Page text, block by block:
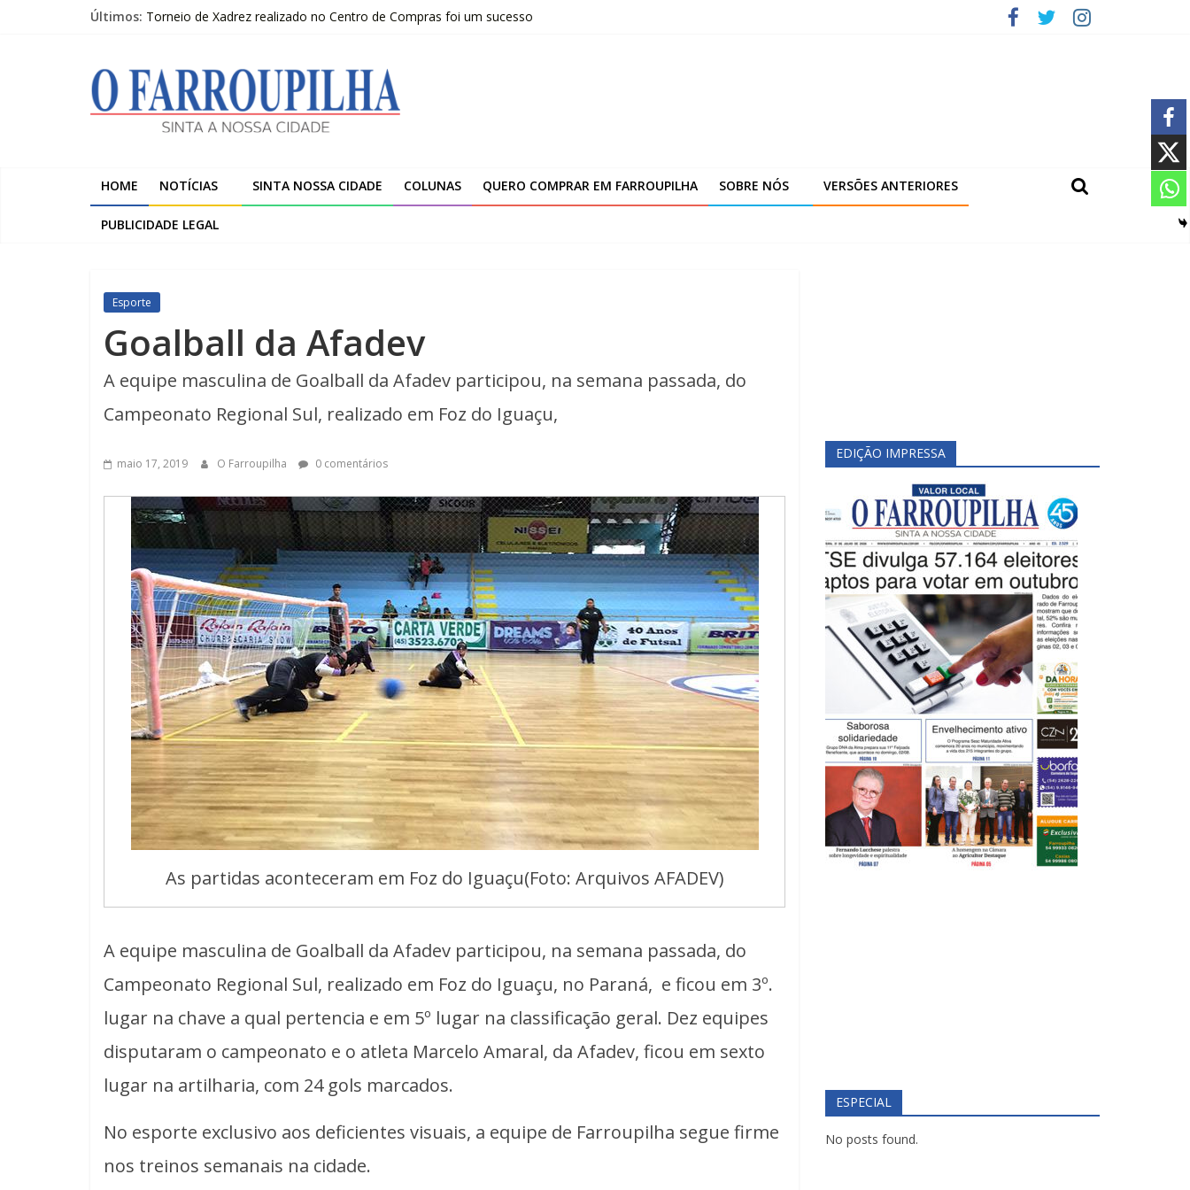
Últimos: Torneio de Xadrez realizado no Centro de Compras foi um sucesso
Projeto do Moinhos de Vento ultrapassa 900 atendimentos a vítimas da enchente de 2024
2º Moot do escotismo nacional passa por Farroupilha
O
Farroupilha
Nossa
Cidade
HOME NOTÍCIAS SINTA NOSSA CIDADE COLUNAS QUERO COMPRAR EM FARROUPILHA SOBRE NÓS VERSÕES ANTERIORES
PUBLICIDADE LEGAL
Esporte
Goalball da Afadev
A equipe masculina de Goalball da Afadev participou, na semana passada, do
Campeonato Regional Sul, realizado em Foz do Iguaçu,
maio 17, 2019 O Farroupilha 0 comentários
As partidas aconteceram em Foz do Iguaçu(Foto: Arquivos AFADEV)
A equipe masculina de Goalball da Afadev participou, na semana passada, do
Campeonato Regional Sul, realizado em Foz do Iguaçu, no Paraná, e ficou em 3º.
lugar na chave a qual pertencia e em 5º lugar na classificação geral. Dez equipes
disputaram o campeonato e o atleta Marcelo Amaral, da Afadev, ficou em sexto
lugar na artilharia, com 24 gols marcados.
No esporte exclusivo aos deficientes visuais, a equipe de Farroupilha segue firme
nos treinos semanais na cidade.
EDIÇÃO IMPRESSA
ESPECIAL
No posts found.